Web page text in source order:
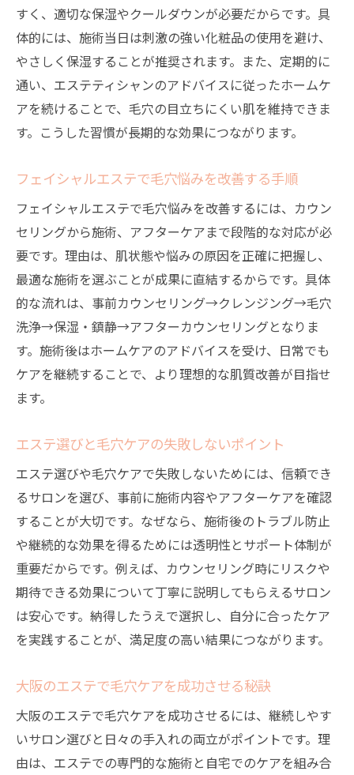
すく、適切な保湿やクールダウンが必要だからです。具
体的には、施術当日は刺激の強い化粧品の使用を避け、
やさしく保湿することが推奨されます。また、定期的に
通い、エステティシャンのアドバイスに従ったホームケ
アを続けることで、毛穴の目立ちにくい肌を維持できま
す。こうした習慣が長期的な効果につながります。
フェイシャルエステで毛穴悩みを改善する手順
フェイシャルエステで毛穴悩みを改善するには、カウン
セリングから施術、アフターケアまで段階的な対応が必
要です。理由は、肌状態や悩みの原因を正確に把握し、
最適な施術を選ぶことが成果に直結するからです。具体
的な流れは、事前カウンセリング→クレンジング→毛穴
洗浄→保湿・鎮静→アフターカウンセリングとなりま
す。施術後はホームケアのアドバイスを受け、日常でも
ケアを継続することで、より理想的な肌質改善が目指せ
ます。
エステ選びと毛穴ケアの失敗しないポイント
エステ選びや毛穴ケアで失敗しないためには、信頼でき
るサロンを選び、事前に施術内容やアフターケアを確認
することが大切です。なぜなら、施術後のトラブル防止
や継続的な効果を得るためには透明性とサポート体制が
重要だからです。例えば、カウンセリング時にリスクや
期待できる効果について丁寧に説明してもらえるサロン
は安心です。納得したうえで選択し、自分に合ったケア
を実践することが、満足度の高い結果につながります。
大阪のエステで毛穴ケアを成功させる秘訣
大阪のエステで毛穴ケアを成功させるには、継続しやす
いサロン選びと日々の手入れの両立がポイントです。理
由は、エステでの専門的な施術と自宅でのケアを組み合